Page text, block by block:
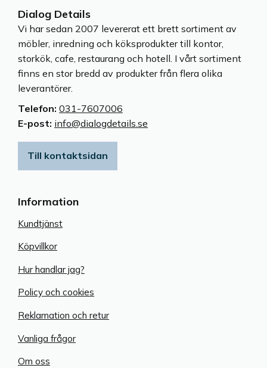
Information
Kundtjänst
Köpvillkor
Hur handlar jag?
Policy och cookies
Reklamation och retur
Vanliga frågor
Om oss
Dialog Details
Vi har sedan 2007 levererat ett brett sortiment av
möbler, inredning och köksprodukter till kontor,
storkök, cafe, restaurang och hotell. I vårt sortiment
finns en stor bredd av produkter från flera olika
leverantörer.
Telefon: 031-7607006
E-post: info@dialogdetails.se
Till kontaktsidan